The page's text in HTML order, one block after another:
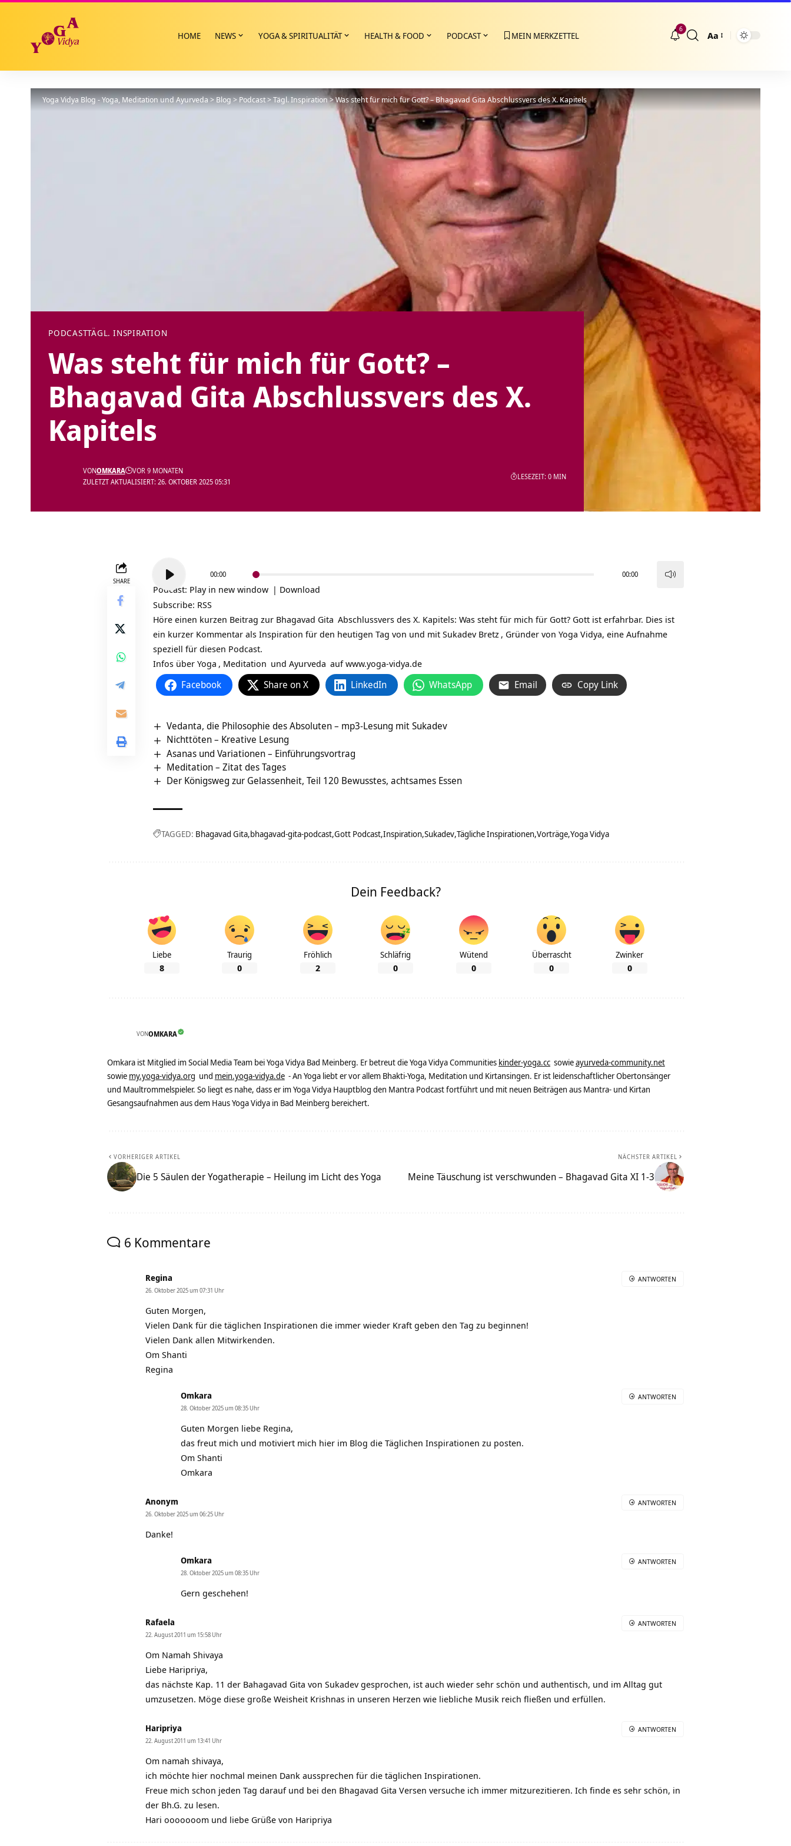
HOME NEWS YOGA & SPIRITUALITÄT HEALTH & FOOD PODCAST MEIN MERKZETTEL
6
Größenänderung
Aa
Yoga Vidya Blog - Yoga, Meditation und Ayurveda>Blog>Podcast>Tägl. Inspiration>Was steht für mich für Gott? – Bhagavad Gita Abschlussvers des X. Kapitels
PODCASTTÄGL. INSPIRATION
Was steht für mich für Gott? –
Bhagavad Gita Abschlussvers des X.
Kapitels
ZULETZT AKTUALISIERT: 26. OKTOBER 2025 05:31
VONOMKARA VOR 9 MONATEN
LESEZEIT: 0 MIN
SHARE
Player
00:00 00:00
Podcast: Play in new window | Download
Subscribe: RSS
Höre einen kurzen Beitrag zur Bhagavad Gita Abschlussvers des X. Kapitels: Was steht für mich für Gott? Gott ist erfahrbar. Dies ist
ein kurzer Kommentar als Inspiration für den heutigen Tag von und mit Sukadev Bretz , Gründer von Yoga Vidya, eine Aufnahme
speziell für diesen Podcast.
Infos über Yoga , Meditation und Ayurveda aufwww.yoga-vidya.de
Facebook Share on X LinkedIn WhatsApp Email Copy Link
Vedanta, die Philosophie des Absoluten – mp3-Lesung mit Sukadev
Nichttöten – Kreative Lesung
Asanas und Variationen – Einführungsvortrag
Meditation – Zitat des Tages
Der Königsweg zur Gelassenheit, Teil 120 Bewusstes, achtsames Essen
TAGGED: Bhagavad Gita bhagavad-gita-podcast Gott Podcast Inspiration Sukadev Tägliche Inspirationen Vorträge Yoga Vidya
Dein Feedback?
Liebe
8
Traurig
0
Fröhlich
2
Schläfrig
0
Wütend
0
Überrascht
0
Zwinker
0
VONOMKARA
Omkara ist Mitglied im Social Media Team bei Yoga Vidya Bad Meinberg. Er betreut die Yoga Vidya Communities kinder-yoga.cc sowieayurveda-community.net
sowie my.yoga-vidya.org und mein.yoga-vidya.de - An Yoga liebt er vor allem Bhakti-Yoga, Meditation und Kirtansingen. Er ist leidenschaftlicher Obertonsänger
und Maultrommelspieler. So liegt es nahe, dass er im Yoga Vidya Hauptblog den Mantra Podcast fortführt und mit neuen Beiträgen aus Mantra- und Kirtan
Gesangsaufnahmen aus dem Haus Yoga Vidya in Bad Meinberg bereichert.
VORHERIGER ARTIKEL
Die 5 Säulen der Yogatherapie – Heilung im Licht des Yoga
NÄCHSTER ARTIKEL
Meine Täuschung ist verschwunden – Bhagavad Gita XI 1-3
6 Kommentare
Regina
26. Oktober 2025 um 07:31 Uhr
Guten Morgen,
Vielen Dank für die täglichen Inspirationen die immer wieder Kraft geben den Tag zu beginnen!
Vielen Dank allen Mitwirkenden.
Om Shanti
Regina
ANTWORTEN
Omkara
28. Oktober 2025 um 08:35 Uhr
Guten Morgen liebe Regina,
das freut mich und motiviert mich hier im Blog die Täglichen Inspirationen zu posten.
Om Shanti
Omkara
ANTWORTEN
Anonym
26. Oktober 2025 um 06:25 Uhr
Danke!
ANTWORTEN
Omkara
28. Oktober 2025 um 08:35 Uhr
Gern geschehen!
ANTWORTEN
Rafaela
22. August 2011 um 15:58 Uhr
Om Namah Shivaya
Liebe Haripriya,
das nächste Kap. 11 der Bahagavad Gita von Sukadev gesprochen, ist auch wieder sehr schön und authentisch, und im Alltag gut
umzusetzen. Möge diese große Weisheit Krishnas in unseren Herzen wie liebliche Musik reich fließen und erfüllen.
ANTWORTEN
Haripriya
22. August 2011 um 13:41 Uhr
Om namah shivaya,
ich möchte hier nochmal meinen Dank aussprechen für die täglichen Inspirationen.
Freue mich schon jeden Tag darauf und bei den Bhagavad Gita Versen versuche ich immer mitzurezitieren. Ich finde es sehr schön, in
der Bh.G. zu lesen.
Hari ooooooom und liebe Grüße von Haripriya
ANTWORTEN